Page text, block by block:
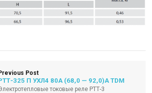
Post
325 П УХЛ4 80А (68,0 — 92,0)А TDM
токовые реле РТТ-3